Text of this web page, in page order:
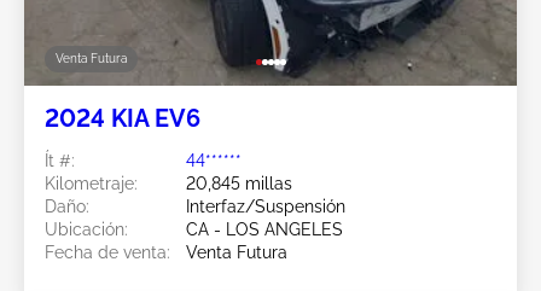
Venta Futura
2024 KIA EV6
Ít #:
44******
Kilometraje:
20,845 millas
Daño:
Interfaz/Suspensión
Ubicación:
CA - LOS ANGELES
Fecha de venta:
Venta Futura